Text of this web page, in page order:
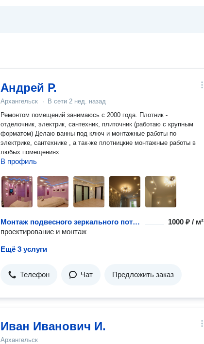
Андрей Р.
Архангельск · В сети 2 нед. назад
Ремонтом помещений занимаюсь с 2000 года. Плотник -
отделочник, электрик, сантехник, плиточник (работаю с крупным
форматом) Делаю ванны под ключ и монтажные работы по
электрике, сантехнике , а так-же плотницкие монтажные работы в
любых помещениях
В профиль
Монтаж подвесного зеркального потолка
1000 ₽ / м²
проектирование и монтаж
Ещё 3 услуги
Телефон Чат Предложить заказ
Иван Иванович И.
Архангельск